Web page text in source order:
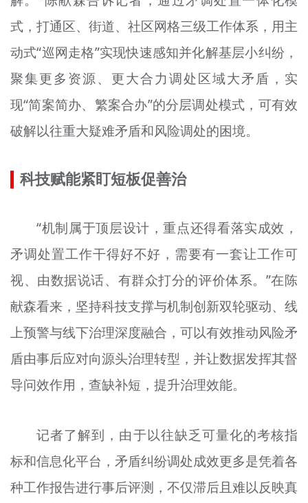
式，打通区、街道、社区网格三级工作体系，用主
动式“巡网走格”实现快速感知并化解基层小纠纷，
聚集更多资源、更大合力调处区域大矛盾，实
现“简案简办、繁案合办”的分层调处模式，可有效
破解以往重大疑难矛盾和风险调处的困境。
科技赋能紧盯短板促善治
“机制属于顶层设计，重点还得看落实成效，
矛调处置工作干得好不好，需要有一套让工作可
视、由数据说话、有群众打分的评价体系。”在陈
献森看来，坚持科技支撑与机制创新双轮驱动、线
上预警与线下治理深度融合，可以有效推动风险矛
盾由事后应对向源头治理转型，并让数据发挥其督
导问效作用，查缺补短，提升治理效能。
记者了解到，由于以往缺乏可量化的考核指
标和信息化平台，矛盾纠纷调处成效更多是凭着各
种工作报告进行事后评测，不仅滞后且难以反映真